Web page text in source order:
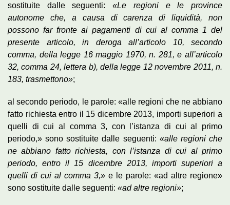
sostituite dalle seguenti:«Le regioni e le province
autonome che, a causa di carenza di liquidità, non
possono far fronte ai pagamenti di cui al comma 1 del
presente articolo, in deroga all’articolo 10, secondo
comma, della legge 16 maggio 1970, n. 281, e all’articolo
32, comma 24, lettera b), della legge 12 novembre 2011, n.
183, trasmettono»;
al secondo periodo, le parole: «alle regioni che ne abbiano
fatto richiesta entro il 15 dicembre 2013, importi superiori a
quelli di cui al comma 3, con l’istanza di cui al primo
periodo,» sono sostituite dalle seguenti: «alle regioni che
ne abbiano fatto richiesta, con l’istanza di cui al primo
periodo, entro il 15 dicembre 2013, importi superiori a
quelli di cui al comma 3,» e le parole: «ad altre regione»
sono sostituite dalle seguenti: «ad altre regioni»;